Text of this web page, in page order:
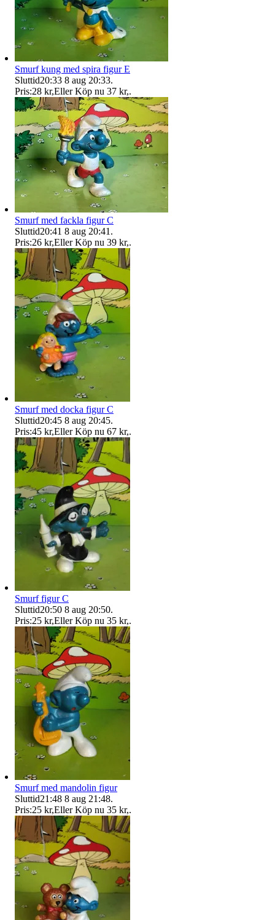
Smurf kung med spira figur E
Sluttid20:33 8 aug 20:33.
Pris:28 kr,Eller Köp nu 37 kr,.
Smurf med fackla figur C
Sluttid20:41 8 aug 20:41 .
Pris:26 kr,Eller Köp nu 39 kr,.
Smurf med docka figur C
Sluttid20:45 8 aug 20:45.
Pris:45 kr,Eller Köp nu 67 kr,.
Smurf figur C
Sluttid20:50 8 aug 20:50.
Pris:25 kr,Eller Köp nu 35 kr,.
Smurf med mandolin figur
Sluttid21:48 8 aug 21:48.
Pris:25 kr,Eller Köp nu 35 kr,.